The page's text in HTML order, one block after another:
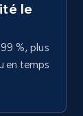
le
%, plus
en temps